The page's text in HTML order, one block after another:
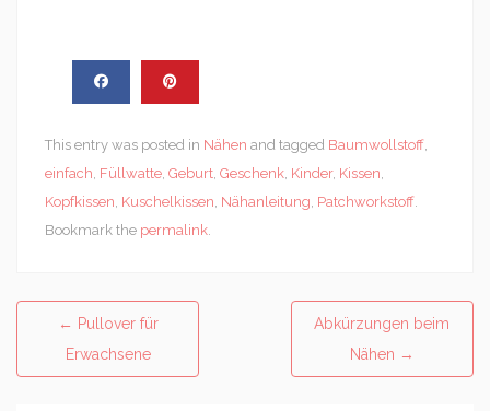
This entry was posted in Nähen and tagged Baumwollstoff,
einfach, Füllwatte, Geburt, Geschenk, Kinder, Kissen,
Kopfkissen, Kuschelkissen, Nähanleitung, Patchworkstoff.
Bookmark the permalink.
Post
navigation
← Pullover für
Erwachsene
Abkürzungen beim
Nähen →